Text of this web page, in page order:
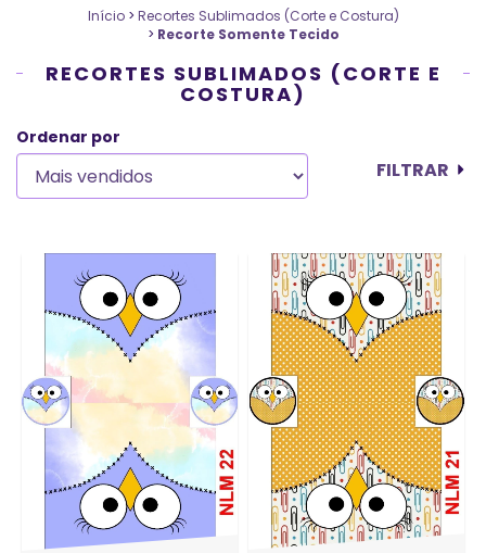
Início > Recortes Sublimados (Corte e Costura)
> Recorte Somente Tecido
RECORTES SUBLIMADOS (CORTE E
COSTURA)
Ordenar por
FILTRAR